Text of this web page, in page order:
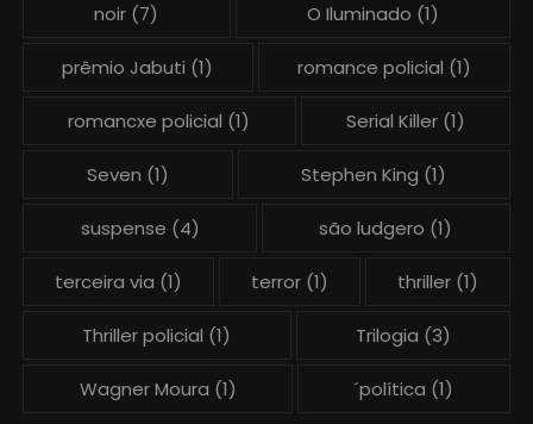
noir (7) O Iluminado (1)
prêmio Jabuti (1) romance policial (1)
romancxe policial (1) Serial Killer(1)
Seven (1) Stephen King (1)
suspense (4) são ludgero (1)
terceira via (1) terror(1) thriller(1)
Thriller policial (1) Trilogia (3)
Wagner Moura (1) ´política (1)